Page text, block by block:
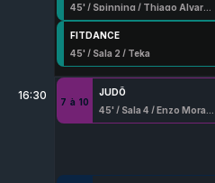
16:30
45' / Spinning / Thiago Alvarenga
FITDANCE
45' / Sala 2 / Teka
JUDÔ
7 à 10
45' / Sala 4 /Enzo Moraes Alves